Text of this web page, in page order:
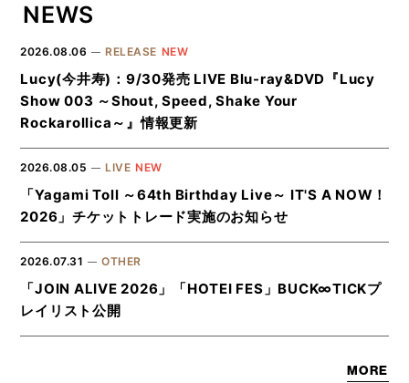
NEWS
2026.08.06 RELEASE
Lucy(今井寿)：9/30発売 LIVE Blu-ray&DVD『Lucy
Show 003 ～Shout, Speed, Shake Your
Rockarollica～』情報更新
2026.08.05 LIVE
「Yagami Toll ～64th Birthday Live～ IT'S A NOW！
2026」チケットトレード実施のお知らせ
2026.07.31 OTHER
「JOIN ALIVE 2026」「HOTEI FES」BUCK∞TICKプ
レイリスト公開
MORE